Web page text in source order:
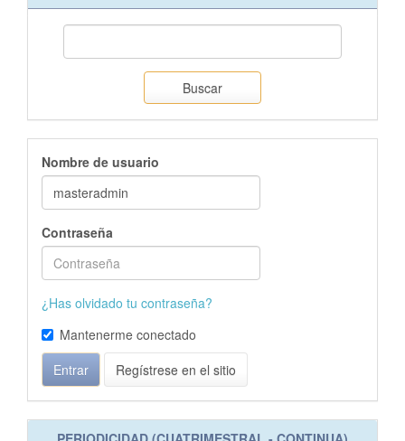
Buscar
Nombre de usuario
Contraseña
¿Has olvidado tu contraseña?
Mantenerme conectado
Entrar
Regístrese en el sitio